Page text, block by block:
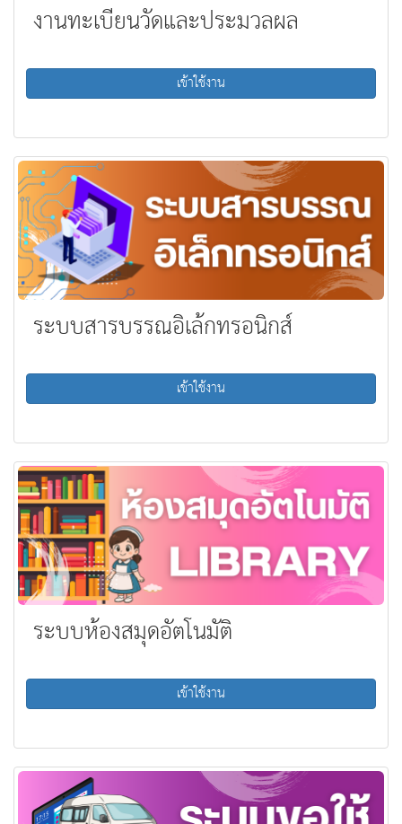
งานทะเบียนวัดและประมวลผล
เข้าใช้งาน
ระบบสารบรรณอิเล้กทรอนิกส์
เข้าใช้งาน
ระบบห้องสมุดอัตโนมัติ
เข้าใช้งาน